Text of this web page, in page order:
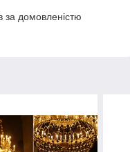
за домовленістю